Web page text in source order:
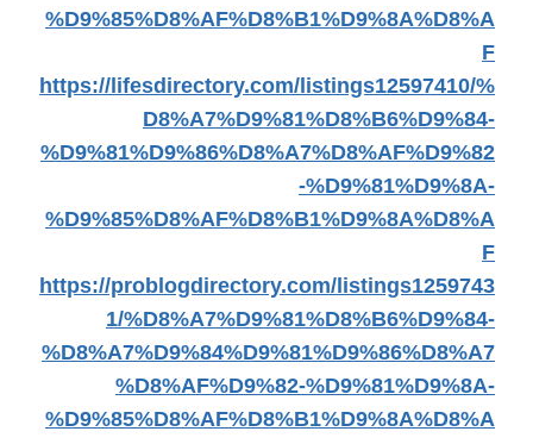
%D9%85%D8%AF%D8%B1%D9%8A%D8%A
F
https://lifesdirectory.com/listings12597410/%
D8%A7%D9%81%D8%B6%D9%84-
%D9%81%D9%86%D8%A7%D8%AF%D9%82
-%D9%81%D9%8A-
%D9%85%D8%AF%D8%B1%D9%8A%D8%A
F
https://problogdirectory.com/listings1259743
1/%D8%A7%D9%81%D8%B6%D9%84-
%D8%A7%D9%84%D9%81%D9%86%D8%A7
%D8%AF%D9%82-%D9%81%D9%8A-
%D9%85%D8%AF%D8%B1%D9%8A%D8%A